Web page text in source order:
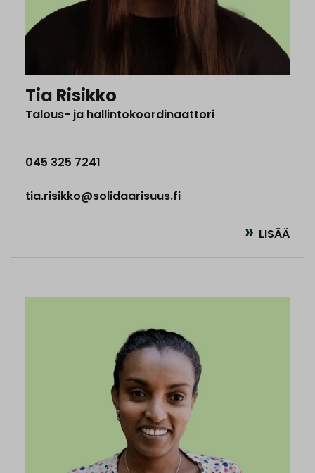
Tia Risikko
Talous- ja hallintokoordinaattori
045 325 7241
tia.risikko@solidaarisuus.fi
LISÄÄ